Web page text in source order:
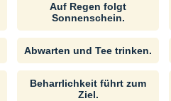
Auf Regen folgt
Sonnenschein.
Abwarten und Tee trinken.
Beharrlichkeit führt zum
Ziel.